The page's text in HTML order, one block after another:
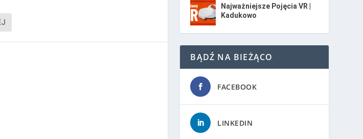
Najważniejsze Pojęcia VR |
Kadukowo
BĄDŹ NA BIEŻĄCO
FACEBOOK
LINKEDIN